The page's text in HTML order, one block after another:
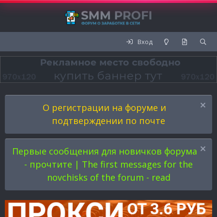
Вход
О регистрации на форуме и
подтверждении по почте
Первые сообщения для новичков форума
- прочтите | The first messages for the
novchisks of the forum - read